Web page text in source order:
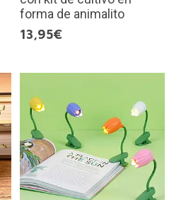
forma de animalito
13,95€